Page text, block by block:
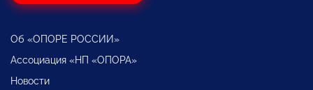
Об «ОПОРЕ РОССИИ»
Ассоциация «НП «ОПОРА»
Новости